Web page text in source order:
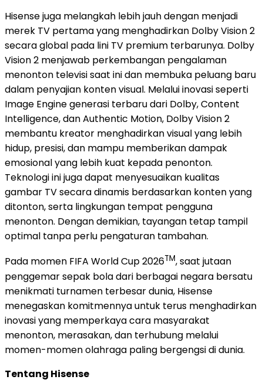
Hisense juga melangkah lebih jauh dengan menjadi
merek TV pertama yang menghadirkan Dolby Vision 2
secara global pada lini TV premium terbarunya. Dolby
Vision 2 menjawab perkembangan pengalaman
menonton televisi saat ini dan membuka peluang baru
dalam penyajian konten visual. Melalui inovasi seperti
Image Engine generasi terbaru dari Dolby, Content
Intelligence, dan Authentic Motion, Dolby Vision 2
membantu kreator menghadirkan visual yang lebih
hidup, presisi, dan mampu memberikan dampak
emosional yang lebih kuat kepada penonton.
Teknologi ini juga dapat menyesuaikan kualitas
gambar TV secara dinamis berdasarkan konten yang
ditonton, serta lingkungan tempat pengguna
menonton. Dengan demikian, tayangan tetap tampil
optimal tanpa perlu pengaturan tambahan.
Pada momen FIFA World Cup 2026TM, saat jutaan
penggemar sepak bola dari berbagai negara bersatu
menikmati turnamen terbesar dunia, Hisense
menegaskan komitmennya untuk terus menghadirkan
inovasi yang memperkaya cara masyarakat
menonton, merasakan, dan terhubung melalui
momen-momen olahraga paling bergengsi di dunia.
Tentang Hisense